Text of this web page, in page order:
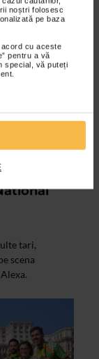
noștri folosesc
pe baza
acord cu aceste
pentru a vă
special, vă puteți
tari,
scena